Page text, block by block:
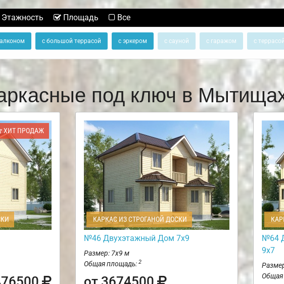
Этажность Площадь Все
с большой террасой с эркером с сауной с гаражом с террасой
под ключ в
ХИТ ПРОДАЖ
КАРКАС ИЗ СТРОГАНОЙ ДОСКИ
№46 Двухэтажный Дом 7х9
Размер: 7х9 м
Общая площадь: 2
№64
9х7
Общая